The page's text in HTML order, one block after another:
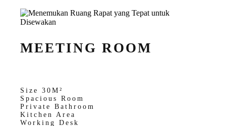
MEETING ROOM
Size 30M²
Spacious Room
Private Bathroom
Kitchen Area
Working Desk